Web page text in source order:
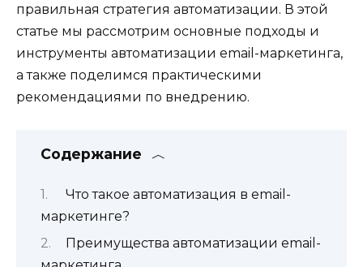
правильная стратегия автоматизации. В этой
статье мы рассмотрим основные подходы и
инструменты автоматизации email-маркетинга,
а также поделимся практическими
рекомендациями по внедрению.
Содержание
Что такое автоматизация в email-
маркетинге?
Преимущества автоматизации email-